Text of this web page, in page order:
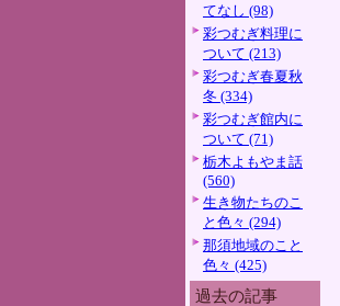
てなし (98)
彩つむぎ料理に
ついて (213)
彩つむぎ春夏秋
冬 (334)
彩つむぎ館内に
ついて (71)
栃木よもやま話
(560)
生き物たちのこ
と色々 (294)
那須地域のこと
色々 (425)
過去の記事